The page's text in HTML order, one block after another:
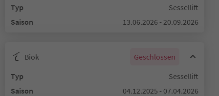
Typ
Sessellift
Saison
13.06.2026 - 20.09.2026
Biok
Geschlossen
Typ
Sessellift
Saison
04.12.2025 - 07.04.2026